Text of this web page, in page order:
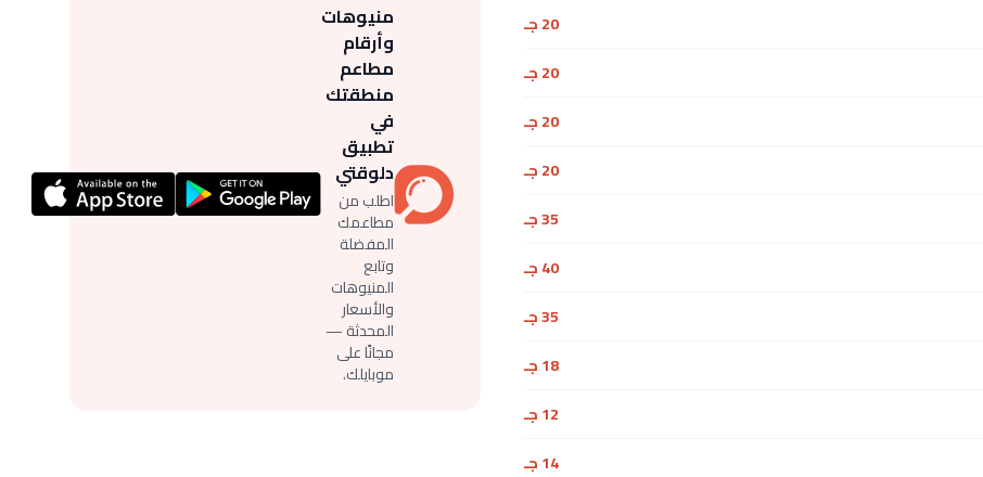
20 جـ
20 جـ
20 جـ
20 جـ
35 جـ
40 جـ
35 جـ
18 جـ
12 جـ
14 جـ
منيوهات
وأرقام
مطاعم
منطقتك
في
تطبيق
دلوقتي
اطلب من
مطاعمك
المفضلة
وتابع
المنيوهات
والأسعار
المحدثة —
مجانًا على
موبايلك.